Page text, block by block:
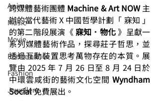
Anime
Music
⁠⁠Movie
⁠⁠Performance
⁠Fashion
⁠⁠Jewellery
跨媒體藝術團體 Machine & Art NOW 主
辦的當代藝術 X 中國哲學計劃「 寐知 」
的第二階段展演《 寐知．物化 》呈獻一
系列媒體藝術作品，探尋莊子哲思，並
透過互動裝置思考萬物存在的本質。展
覽由 2025 年 7 月 26 日至 8 月 24 日於
中環雲咸街的藝術文化空間 Wyndham
Social 免費展出。